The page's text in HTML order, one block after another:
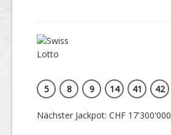
5
8 9 14 41 42
Nächster Jackpot: CHF 17'300'000